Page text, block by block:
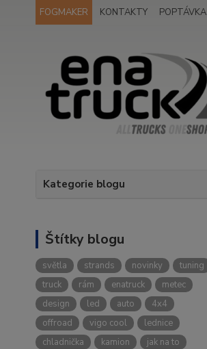
FOGMAKER KONTAKTY POPTÁVKA
Kategorie blogu
Štítky blogu
světla strands novinky
tuning
truck
rám enatruck
metec
design
led auto
4x4
offroad
vigo cool
lednice
chladnička
kamion
jak na to